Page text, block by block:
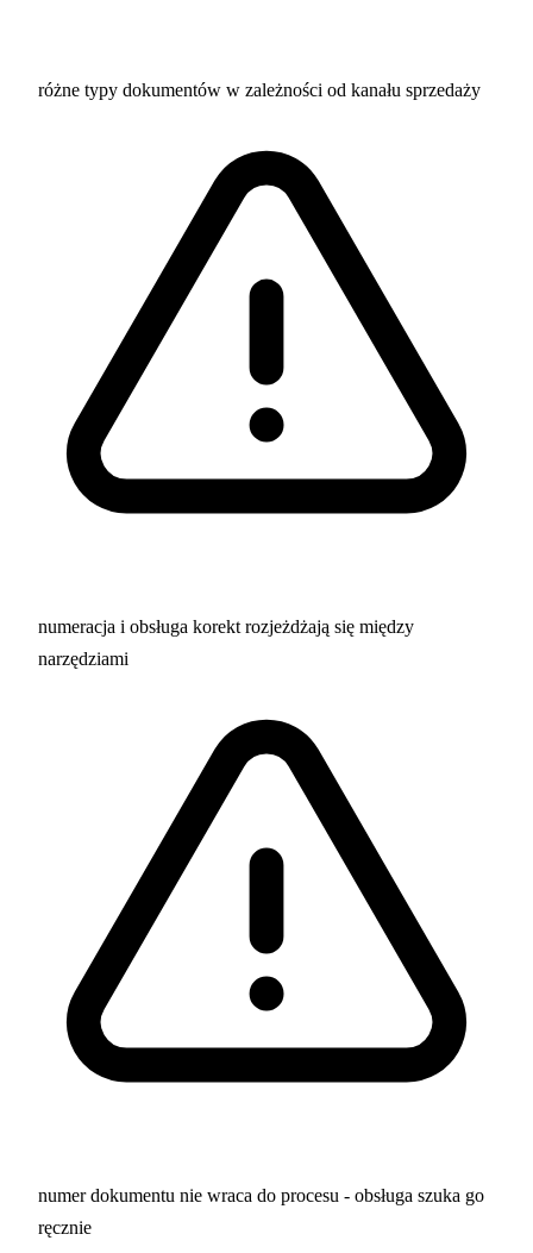
różne typy dokumentów w zależności od kanału sprzedaży
numeracja i obsługa korekt rozjeżdżają się między
narzędziami
numer dokumentu nie wraca do procesu - obsługa szuka go
ręcznie